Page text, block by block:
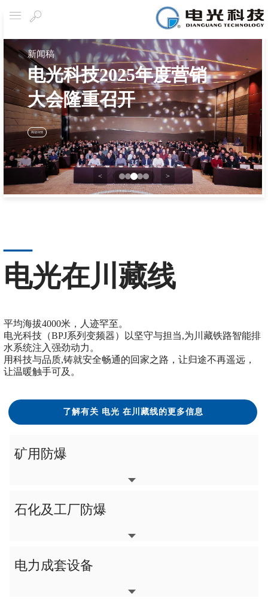
导航搜
索
新闻稿
电光科技2025年度营销
大会隆重召开
阅读详情
< >
电光在川藏线
平均海拔4000米，人迹罕至。
电光科技（BPJ系列变频器）以坚守与担当,为川藏铁路智能排
水系统注入强劲动力。
用科技与品质,铸就安全畅通的回家之路，让归途不再遥远，
让温暖触手可及。
了解有关 电光 在川藏线的更多信息
矿用防爆
石化及工厂防爆
电力成套设备